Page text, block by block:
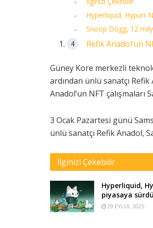
Hyperliquid, Hypurr
Snoop Dogg, 12
Refik Anadol’un
Güney Kore merkezli
ardından ünlü sanatçı Refik
Anadol’un NFT çalışmaları
3 Ocak Pazartesi günü
ünlü sanatçı Refik Anadol,
İlginizi Çekebilir
Hyperliquid,
piyasaya sürdü
29 EYLÜL 2025